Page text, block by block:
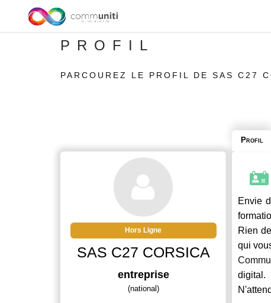
PROFIL
PARCOUREZ LE PROFIL DE SAS C27
Hors Ligne
SAS C27 CORSICA
entreprise
(national)
Profil
Envie
Rien
qui
digital.